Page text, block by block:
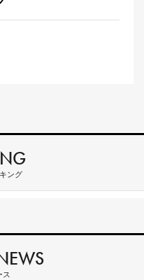
ング
ス